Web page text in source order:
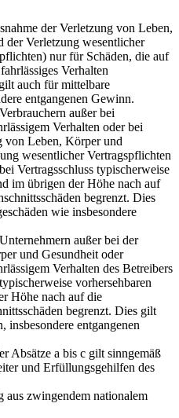
der Verletzung von Leben,
der Verletzung wesentlicher
nur für Schäden, die auf
Verhalten
auch für mittelbare
entgangenen Gewinn.
außer bei
Verhalten oder bei
von Leben, Körper und
wesentlicher Vertragspflichten
Vertragsschluss typischerweise
im übrigen der Höhe nach auf
begrenzt. Dies
wie insbesondere
außer bei der
und Gesundheit oder
Verhalten des Betreibers
vorhersehbaren
Höhe nach auf die
begrenzt. Dies gilt
insbesondere entgangenen
Absätze a bis c gilt sinngemäß
und Erfüllungsgehilfen des
zwingendem nationalem